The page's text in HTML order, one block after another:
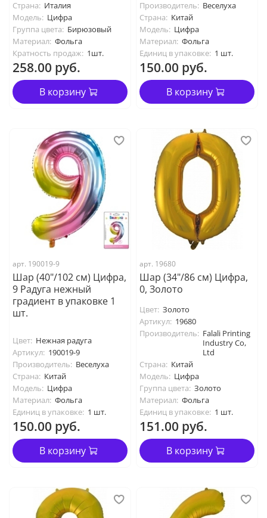
Страна: Италия
Модель: Цифра
Группа цвета: Бирюзовый
Материал: Фольга
Кратность продаж: 1шт.
258.00 руб.
В корзину
Производитель: Веселуха
Страна: Китай
Модель: Цифра
Материал: Фольга
Единиц в упаковке: 1 шт.
150.00 руб.
В корзину
арт. 190019-9
Шар (40"/102 см) Цифра,
9 Радуга нежный
градиент в упаковке 1
шт.
Цвет: Нежная радуга
Артикул: 190019-9
Производитель: Веселуха
Страна: Китай
Модель: Цифра
Материал: Фольга
Единиц в упаковке: 1 шт.
150.00 руб.
В корзину
арт. 19680
Шар (34"/86 см) Цифра,
0, Золото
Цвет: Золото
Артикул: 19680
Производитель: Falali Printing
Industry Co,
Ltd
Страна: Китай
Модель: Цифра
Группа цвета: Золото
Материал: Фольга
Единиц в упаковке: 1 шт.
151.00 руб.
В корзину